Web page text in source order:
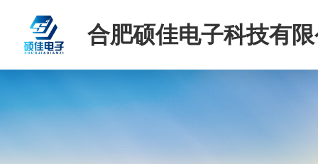
合肥硕佳电子科技有